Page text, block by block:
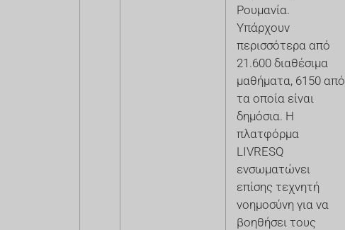
Ρουμανία.
Υπάρχουν
περισσότερα από
21.600 διαθέσιμα
μαθήματα, 6150 από
τα οποία είναι
δημόσια. Η
πλατφόρμα
LIVRESQ
ενσωματώνει
επίσης τεχνητή
νοημοσύνη για να
βοηθήσει τους